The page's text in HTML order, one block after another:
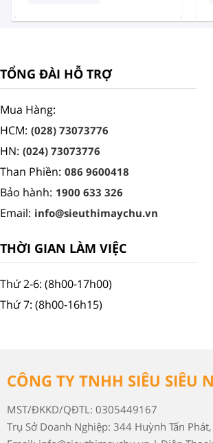
TỔNG ĐÀI HỖ TRỢ
Mua Hàng:
HCM: (028) 73073776
HN: (024) 73073776
Than Phiền: 086 9600418
Bảo hành: 1900 633 326
Email: info@sieuthimaychu.vn
THỜI GIAN LÀM VIỆC
Thứ 2-6: (8h00-17h00)
Thứ 7: (8h00-16h15)
CÔNG TY TNHH SIÊU SIÊU
MST/ĐKKD/QĐTL: 0305449167
Trụ Sở Doanh Nghiệp: 344 Huỳnh Tấn